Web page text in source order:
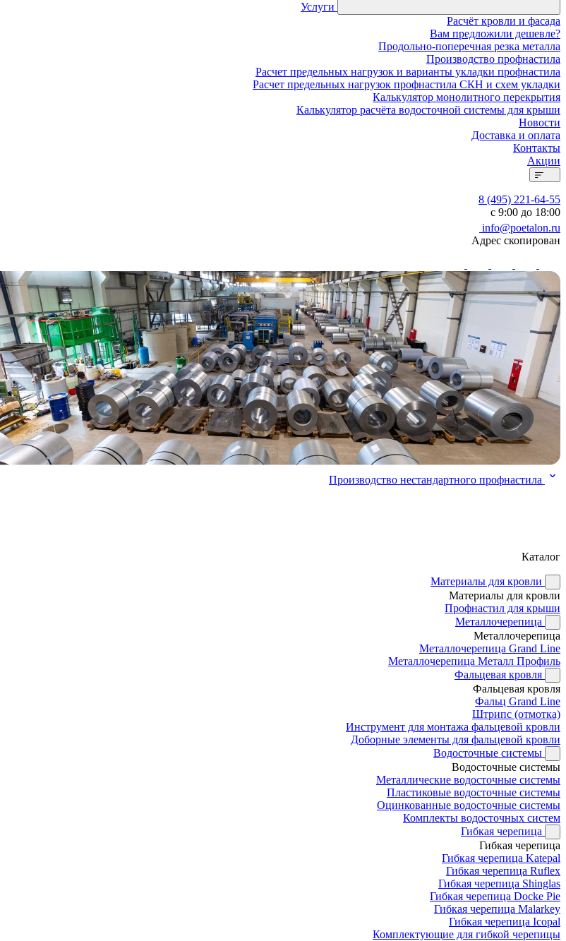
Услуги
Расчёт кровли и фасада
Вам предложили дешевле?
Продольно-поперечная резка металла
Производство профнастила
Расчет предельных нагрузок и варианты укладки профнастила
Расчет предельных нагрузок профнастила СКН и схем укладки
Калькулятор монолитного перекрытия
Калькулятор расчёта водосточной системы для крыши
Новости
Доставка и оплата
Контакты
Акции
8 (495) 221-64-55
с 9:00 до 18:00
info@poetalon.ru
Адрес скопирован
Производство нестандартного профнастила
Каталог
Материалы для кровли
Материалы для кровли
Профнастил для крыши
Металлочерепица
Металлочерепица
Металлочерепица Grand Line
Металлочерепица Металл Профиль
Фальцевая кровля
Фальцевая кровля
Фальц Grand Line
Штрипс (отмотка)
Инструмент для монтажа фальцевой кровли
Доборные элементы для фальцевой кровли
Водосточные системы
Водосточные системы
Металлические водосточные системы
Пластиковые водосточные системы
Оцинкованные водосточные системы
Комплекты водосточных систем
Гибкая черепица
Гибкая черепица
Гибкая черепица Katepal
Гибкая черепица Ruflex
Гибкая черепица Shinglas
Гибкая черепица Docke Pie
Гибкая черепица Malarkey
Гибкая черепица Icopal
Комплектующие для гибкой черепицы